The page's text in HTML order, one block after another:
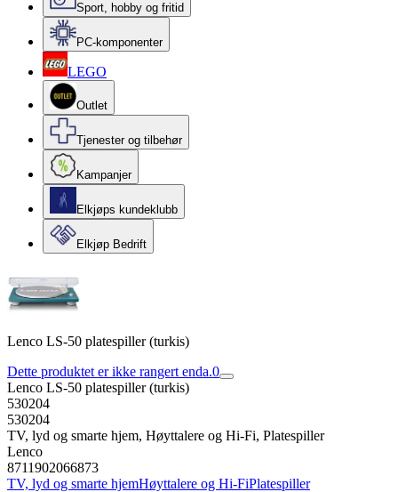
Sport, hobby og fritid
PC-komponenter
LEGO
Outlet
Tjenester og tilbehør
Kampanjer
Elkjøps kundeklubb
Elkjøp Bedrift
Lenco LS-50 platespiller (turkis)
Dette produktet er ikke rangert enda.0
Lenco LS-50 platespiller (turkis)
530204
530204
TV, lyd og smarte hjem, Høyttalere og Hi-Fi, Platespiller
Lenco
8711902066873
TV, lyd og smarte hjemHøyttalere og Hi-FiPlatespiller